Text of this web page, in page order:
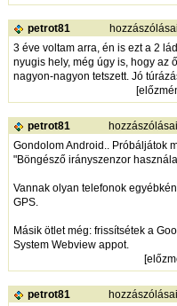
petrot81 hozzászólásai
3 éve voltam arra, én is ezt a 2
nyugis hely, még úgy is, hogy az
nagyon-nagyon tetszett. Jó
[
petrot81 hozzászólásai
Gondolom Android.. Próbáljátok
"Böngésző irányszenzor
Vannak olyan telefonok
GPS.
Másik ötlet még: frissítsétek a
System Webview appot.
[
petrot81 hozzászólásai